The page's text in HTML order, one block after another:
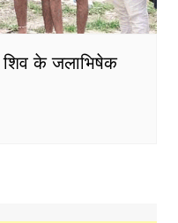
शिव के जलाभिषेक